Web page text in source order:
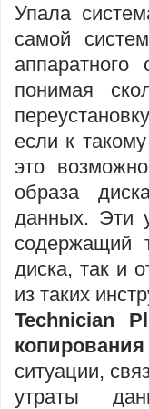
Упала
самой
понимая
если к
это
образа
данных. Эти
содержащий
диска, так и
из таких
Technician
ситуации,
утраты